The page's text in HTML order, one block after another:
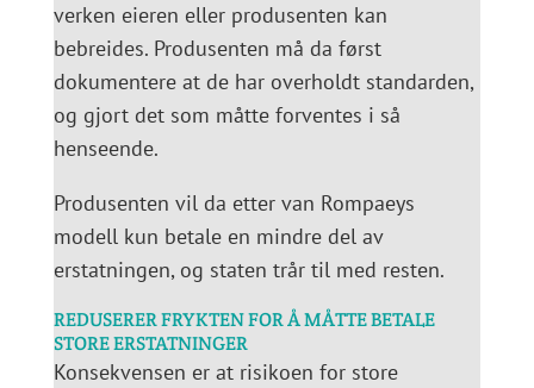
verken eieren eller produsenten kan
bebreides. Produsenten må da først
dokumentere at de har overholdt standarden,
og gjort det som måtte forventes i så
henseende.
Produsenten vil da etter van Rompaeys
modell kun betale en mindre del av
erstatningen, og staten trår til med resten.
REDUSERER FRYKTEN FOR Å MÅTTE BETALE
STORE ERSTATNINGER
Konsekvensen er at risikoen for store